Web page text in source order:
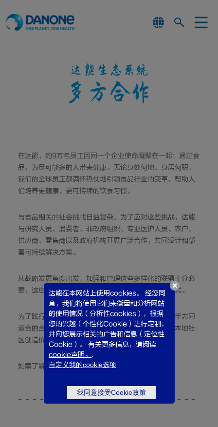
达能生态系统
多方合作
在达能，约9万名员工因同一个企业使命凝聚在一起：通过食
品，为尽可能多的人带来健康。无论身处何地、身居何职，
我们的全球员工都满怀热忱地引领食品行业的变革，帮助人
们培养更健康、更可持续的饮食习惯。
与食品相关的社会挑战日益复杂。为了应对这些挑战，达能
与研究人员、消费者、非政府组织、专业医护人员、农户、
供应商、零售商以及政府机构开展广泛合作，共同设计和部
署可持续解决方案。
从战略发展角度出发，加强和管理这些多样化的联盟十分必
要，这也是对我们的效力和可信度进行衡量的一个方式。
为了践行对商业成功和社会进步的双重承诺，我们携手志同
道合的合作伙伴和企业家构筑更加可持续的未来，为本地社
区创造价值，并始终将环境置于达能业务的核心。
如需了解相关事迹，请查阅我们的
达能在本网站上使用cookies。 经您同
意，我们将使用它们来衡量和分析网站
的使用情况（分析性cookies），根据
您的兴趣（个性化Cookie）进行定制，
并向您展示相关的广告和信息（定位性
Cookie）。 有关更多信息，请阅读
cookie声明。 .
自定义我的cookie选项
我同意接受Cookie政策